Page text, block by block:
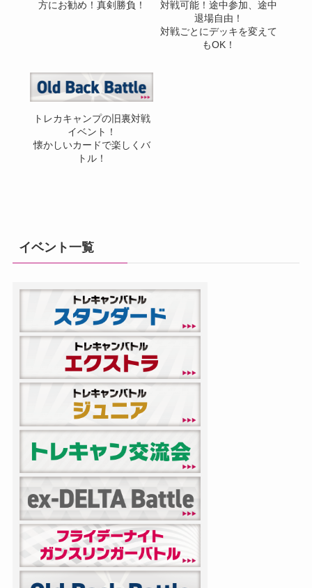
方にお勧め！真剣勝負！
対戦可能！途中参加、途中
退場自由！
対戦ごとにデッキを変えて
もOK！
トレカキャンプの旧裏対戦
イベント！
懐かしいカードで楽しくバ
トル！
イベント一覧